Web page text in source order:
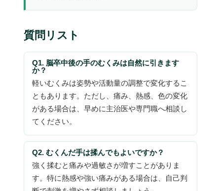
質問リスト
Q1. 脳卒中後の手のむくみは自然に引きます
か？
軽いむくみは姿勢や活動量の調整で変化するこ
ともあります。ただし、痛み、熱感、色の変化
がある場合は、早めに主治医や専門職へ相談し
てください。
Q2. むくんだ手は揉んでもよいですか？
強く揉むと痛みや過敏さが増すことがありま
す。特に熱感や強い痛みがある場合は、自己判